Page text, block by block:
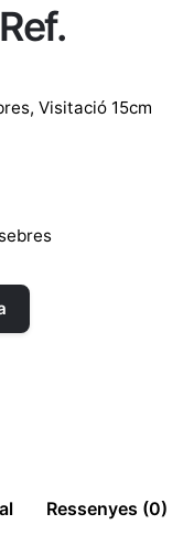
, Visitació 15cm
Ressenyes (0)